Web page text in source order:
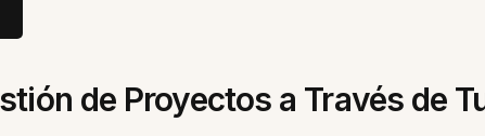
de Proyectos a Través de